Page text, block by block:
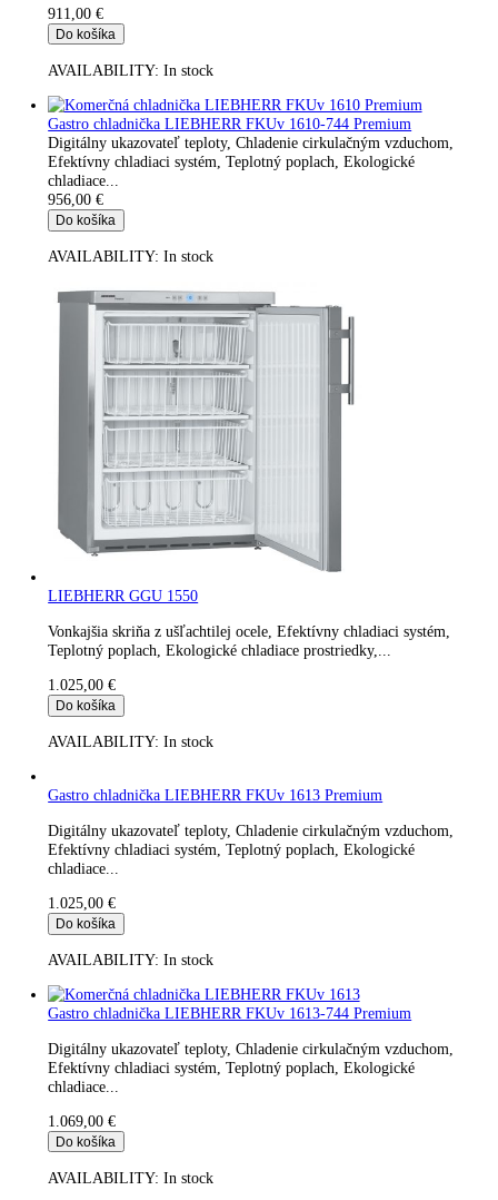
LIEBHERR GGU 1500
Efektívny chladiaci systém, Teplotný poplach, Ekologické
prostriedky, Vymeniteľný doraz...
899,00€
Do košíka
AVAILABILITY:In stock
LIEBHERR GGUesf 1405
Efektívny chladiaci systém, Teplotný poplach, Ekologické
prostriedky, Vymeniteľný doraz...
911,00€
Do košíka
AVAILABILITY: In stock
Gastro chladnička LIEBHERR FKUv 1610-744 Premium
Digitálny ukazovateľ teploty, Chladenie cirkulačným
Efektívny chladiaci systém, Teplotný poplach, Ekologické
chladiace...
956,00€
Do košíka
AVAILABILITY:In stock
Vonkajšia skriňa z ušľachtilej ocele, Efektívny chladiaci
1.025,00€
Do košíka
AVAILABILITY: